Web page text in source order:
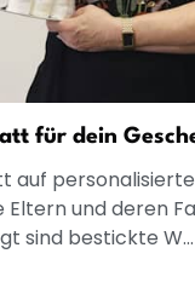
für dein
auf
und deren
sind bestickte W...